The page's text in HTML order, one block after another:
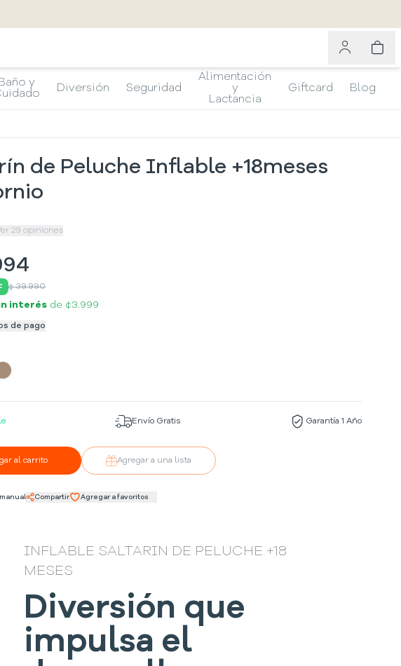
Baño y
Diversión Seguridad
Alimentación
y
Lactancia
Giftcard Blog
de Peluche Inflable +18meses
29 opiniones
¢ 39.990
interés de ¢3.999
de pago
Envío Gratis Garantía 1 Año
al carrito Agregar a una lista
Compartir Agregar a favoritos
INFLABLE SALTARIN DE PELUCHE +18
MESES
Diversión que
impulsa el